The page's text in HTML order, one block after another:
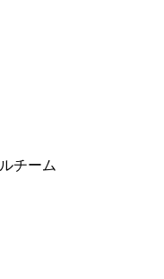
チーム